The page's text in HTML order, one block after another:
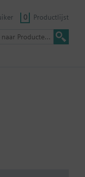
0 Productlijst